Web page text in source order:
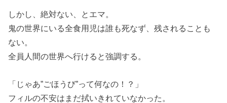
しかし、絶対ない、とエマ。
鬼の世界にいる全食用児は誰も死なず、残されることも
ない。
全員人間の世界へ行けると強調する。
「じゃあ”ごほうび”って何なの！？」
フィルの不安はまだ拭いきれていなかった。